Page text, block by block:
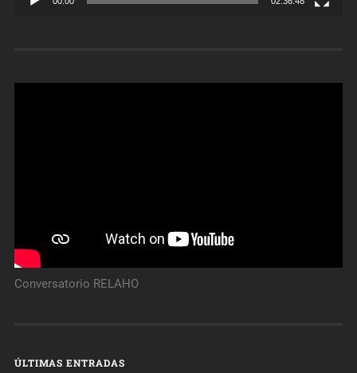
Conversatorio RELAHO
ÚLTIMAS ENTRADAS